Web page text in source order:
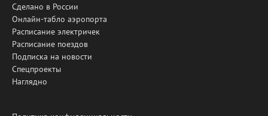
Сделано в России
Онлайн-табло аэропорта
Расписание электричек
Расписание поездов
Подписка на новости
Спецпроекты
Наглядно